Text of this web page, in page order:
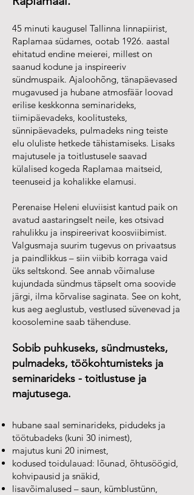
45 minuti kaugusel Tallinna linnapiirist,
Raplamaa südames, ootab 1926. aastal
ehitatud endine meierei, millest on
saanud kodune ja inspireeriv
sündmuspaik. Ajaloohõng, tänapäevased
mugavused ja hubane atmosfäär loovad
erilise keskkonna seminarideks,
tiimipäevadeks, koolitusteks,
sünnipäevadeks, pulmadeks ning teiste
elu oluliste hetkede tähistamiseks. Lisaks
majutusele ja toitlustusele saavad
külalised kogeda Raplamaa maitseid,
teenuseid ja kohalikke elamusi.
Perenaise Heleni eluviisist kantud paik on
avatud aastaringselt neile, kes otsivad
rahulikku ja inspireerivat koosviibimist.
Valgusmaja suurim tugevus on privaatsus
ja paindlikkus – siin viibib korraga vaid
üks seltskond. See annab võimaluse
kujundada sündmus täpselt oma soovide
järgi, ilma kõrvalise saginata. See on koht,
kus aeg aeglustub, vestlused süvenevad ja
koosolemine saab tähenduse.
Sobib puhkuseks, sündmusteks,
pulmadeks, töökohtumisteks ja
seminarideks - toitlustuse ja
majutusega.
hubane saal seminarideks, pidudeks ja
töötubadeks (kuni 30 inimest),
majutus kuni 20 inimest,
kodused toidulauad: lõunad, õhtusöögid,
kohvipausid ja snäkid,
lisavõimalused – saun, kümblustünn,